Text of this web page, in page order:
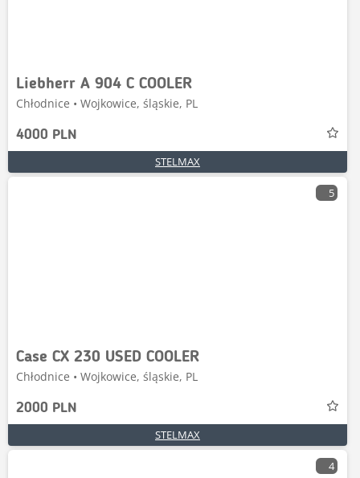
Liebherr A 904 C COOLER
Chłodnice • Wojkowice, śląskie, PL
4000 PLN
STELMAX
5
Case CX 230 USED COOLER
Chłodnice • Wojkowice, śląskie, PL
2000 PLN
STELMAX
4